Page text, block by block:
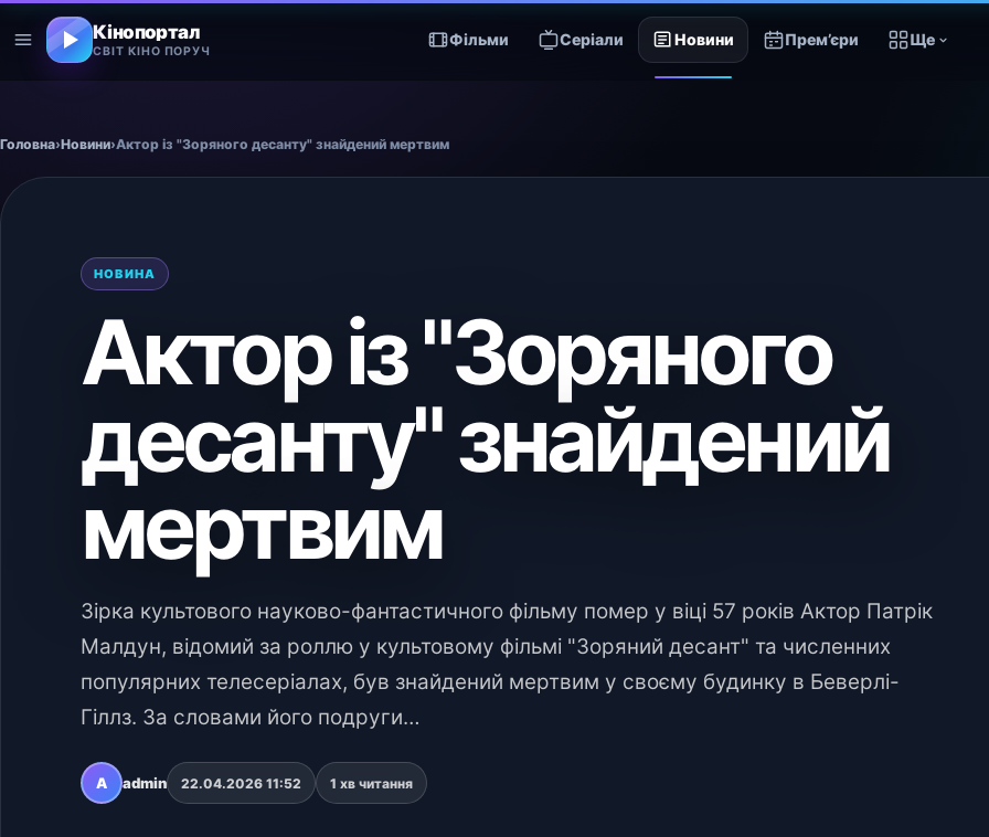
Кінопортал
СВІТ КІНО ПОРУЧ
Фільми Серіали Новини Прем’єри Ще
Головна›Новини›Актор із "Зоряного десанту" знайдений мертвим
НОВИНА
Актор із "Зоряного
десанту" знайдений
мертвим
Зірка культового науково-фантастичного фільму помер у віці 57 років Актор Патрік
Малдун, відомий за роллю у культовому фільмі "Зоряний десант" та численних
популярних телесеріалах, був знайдений мертвим у своєму будинку в Беверлі-
Гіллз. За словами його подруги…
A admin 22.04.2026 11:52 1 хв читання